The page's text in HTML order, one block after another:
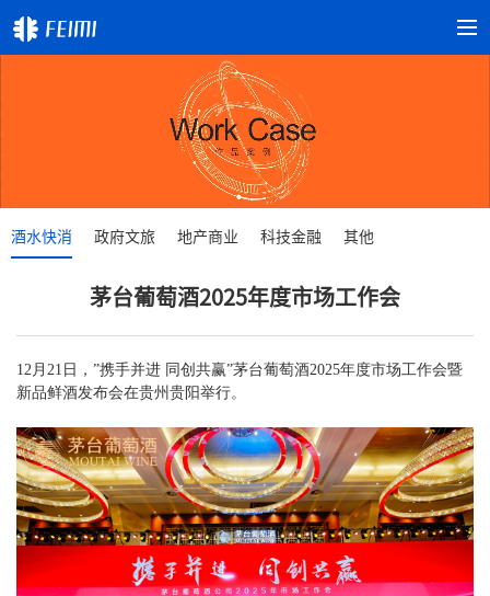
酒水快消 政府文旅 地产商业 科技金融 其他
茅台葡萄酒2025年度市场工作会
12月21日，”携手并进 同创共赢”茅台葡萄酒2025年度市场工作会暨
新品鲜酒发布会在贵州贵阳举行。